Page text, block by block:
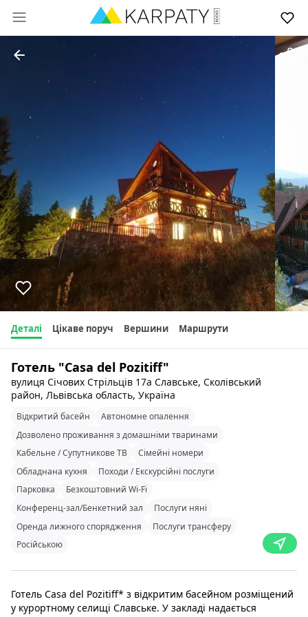
Деталі Цікаве поруч Вершини Маршрути
Готель "Casa del Pozitiff"
вулиця Січових Стрільців 17а Славське, Сколівський
район, Львівська область, Україна
Відкритий басейн
Автономне опалення
Дозволено проживання з домашніми тваринами
Кабельне / Супутникове ТВ
Сімейні номери
Обладнана кухня
Походи / Екскурсійні послуги
Парковка
Безкоштовний Wi-Fi
Конференц-зал/Бенкетний зал
Послуги няні
Оренда лижного спорядження
Послуги трансферу
Російською
Готель Casa del Pozitiff* з відкритим басейном розміщений
у курортному селищі Славське. У закладі надається